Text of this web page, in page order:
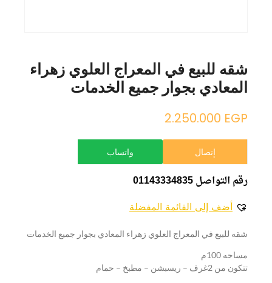
شقه للبيع في المعراج العلوي زهراء
المعادي بجوار جميع الخدمات
2.250.000 EGP
إتصال واتساب
رقم التواصل 01143334835
أضف إلى القائمة المفضلة
شقه للبيع في المعراج العلوي زهراء المعادي بجوار جميع الخدمات
مساحه 100م
تتكون من 2غرف – ريسبشن – مطبخ – حمام